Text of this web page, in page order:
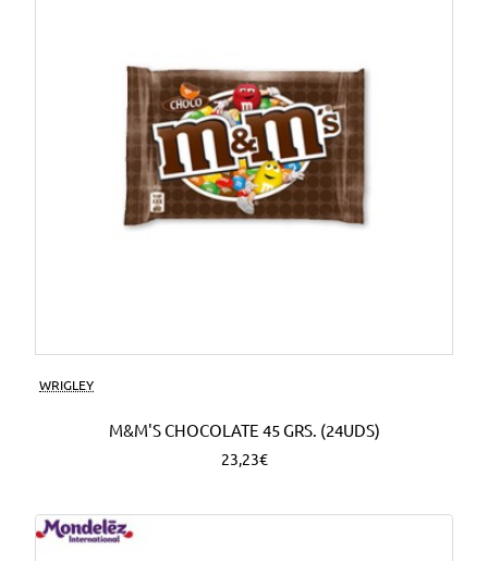
WRIGLEY
M&M'S CHOCOLATE 45 GRS. (24UDS)
23,23€